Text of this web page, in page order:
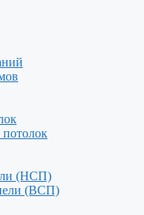
(НСП)
(ВСП)